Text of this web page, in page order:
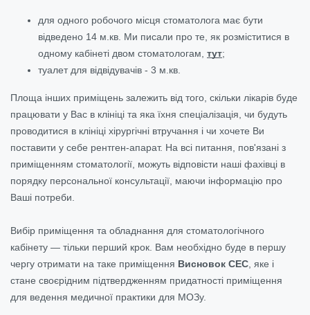
для одного робочого місця стоматолога має бути
відведено 14 м.кв. Ми писали про те, як розміститися в
одному кабінеті двом стоматологам, тут;
туалет для відвідувачів - 3 м.кв.
Площа інших приміщень залежить від того, скільки лікарів буде
працювати у Вас в клініці та яка їхня спеціалізація, чи будуть
проводитися в клініці хірургічні втручання і чи хочете Ви
поставити у себе рентген-апарат. На всі питання, пов'язані з
приміщенням стоматології, можуть відповісти наші фахівці в
порядку персональної консультації, маючи інформацію про
Ваші потреби.
Вибір приміщення та обладнання для стоматологічного
кабінету — тільки перший крок. Вам необхідно буде в першу
чергу отримати на таке приміщення Висновок СЕС, яке і
стане своєрідним підтвердженням придатності приміщення
для ведення медичної практики для МОЗу.